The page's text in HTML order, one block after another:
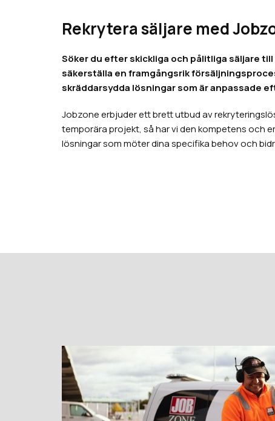
Rekrytera säljare med
Söker du efter skickliga och pålitliga säljare
säkerställa en framgångsrik
skräddarsydda lösningar som är anpassade
Jobzone erbjuder ett brett utbud av
temporära projekt, så har vi den kompetens och
lösningar som möter dina specifika behov och